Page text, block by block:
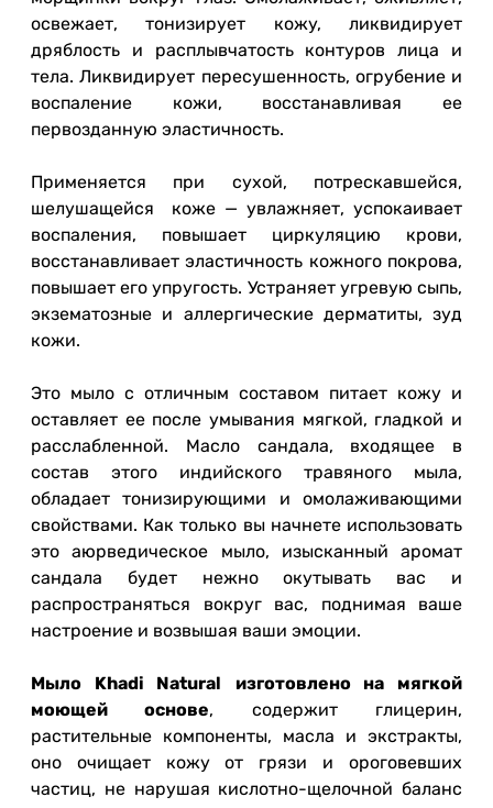
освежает, тонизирует кожу, ликвидирует
дряблость и расплывчатость контуров лица и
тела. Ликвидирует пересушенность, огрубение и
воспаление кожи, восстанавливая ее
первозданную эластичность.
Применяется при сухой, потрескавшейся,
шелушащейся коже — увлажняет, успокаивает
воспаления, повышает циркуляцию крови,
восстанавливает эластичность кожного покрова,
повышает его упругость. Устраняет угревую сыпь,
экзематозные и аллергические дерматиты, зуд
кожи.
Это мыло с отличным составом питает кожу и
оставляет ее после умывания мягкой, гладкой и
расслабленной. Масло сандала, входящее в
состав этого индийского травяного мыла,
обладает тонизирующими и омолаживающими
свойствами. Как только вы начнете использовать
это аюрведическое мыло, изысканный аромат
сандала будет нежно окутывать вас и
распространяться вокруг вас, поднимая ваше
настроение и возвышая ваши эмоции.
Мыло Khadi Natural
изготовлено на мягкой
моющей основе, содержит глицерин,
растительные компоненты, масла и экстракты,
оно очищает кожу от грязи и ороговевших
частиц, не нарушая кислотно-щелочной баланс